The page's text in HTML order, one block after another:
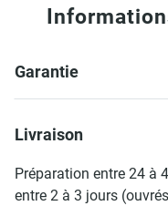
Garantie
Livraison
Préparation entre 24 à
entre 2 à 3 jours